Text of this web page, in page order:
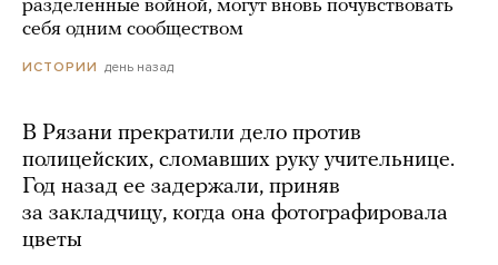
разделенные войной, могут вновь почувствовать
себя одним сообществом
ИСТОРИИ день назад
В Рязани прекратили дело против
полицейских, сломавших руку учительнице.
Год назад ее задержали, приняв
за закладчицу, когда она фотографировала
цветы